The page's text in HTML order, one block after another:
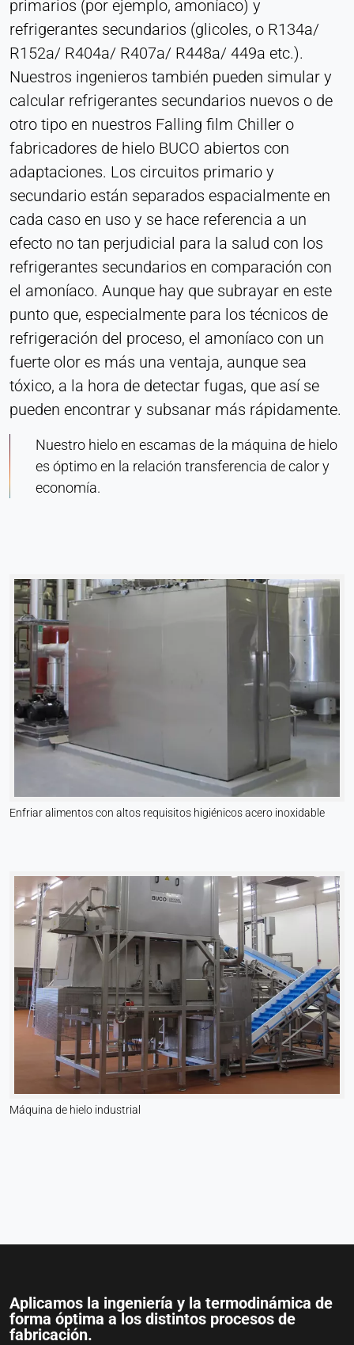
primarios (por ejemplo, amoníaco) y
refrigerantes secundarios (glicoles, o R134a/
R152a/ R404a/ R407a/ R448a/ 449a etc.).
Nuestros ingenieros también pueden simular y
calcular refrigerantes secundarios nuevos o de
otro tipo en nuestros Falling film Chiller o
fabricadores de hielo BUCO abiertos con
adaptaciones. Los circuitos primario y
secundario están separados espacialmente en
cada caso en uso y se hace referencia a un
efecto no tan perjudicial para la salud con los
refrigerantes secundarios en comparación con
el amoníaco. Aunque hay que subrayar en este
punto que, especialmente para los técnicos de
refrigeración del proceso, el amoníaco con un
fuerte olor es más una ventaja, aunque sea
tóxico, a la hora de detectar fugas, que así se
pueden encontrar y subsanar más rápidamente.
Nuestro hielo en escamas de la máquina de hielo
es óptimo en la relación transferencia de calor y
economía.
Enfriar alimentos con altos requisitos higiénicos acero inoxidable
Máquina de hielo industrial
Aplicamos la ingeniería y la termodinámica de
forma óptima a los distintos procesos de
fabricación.